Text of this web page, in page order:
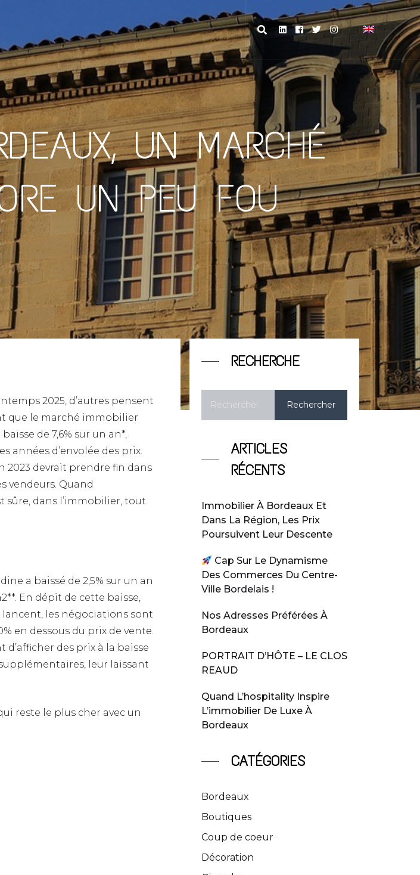
UN MARCHÉ
UN PEU FOU
2025, d’autres pensent
que le marché immobilier
de 7,6% sur un an*,
années d’envolée des prix.
2023 devrait prendre fin dans
vendeurs. Quand
sûre, dans l’immobilier, tout
a baissé de 2,5% sur un an
En dépit de cette baisse,
lancent, les négociations sont
en dessous du prix de vente.
des prix à la baisse
leur laissant
reste le plus cher avec un
RECHERCHE
ARTICLES
RÉCENTS
Immobilier À Bordeaux Et
Dans La Région, Les Prix
Poursuivent Leur Descente
Cap Sur Le Dynamisme
Des Commerces Du Centre-
Ville Bordelais !
Nos Adresses Préférées À
Bordeaux
PORTRAIT D’HÔTE – LE CLOS
REAUD
Quand L’hospitality Inspire
L’immobilier De Luxe À
Bordeaux
CATÉGORIES
Bordeaux
Boutiques
Coup de coeur
Décoration